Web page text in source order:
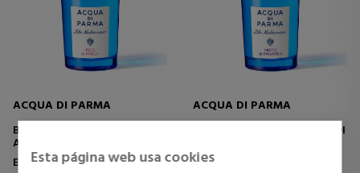
Esta página web usa cookies
ACQUA DI PARMA
BLU MEDITERRANEO FICO DI
AMALFI
Eau de Toilette
ACQUA DI PARMA
BLU MEDITERRANEO MIRTO DI
Eau de Toilette